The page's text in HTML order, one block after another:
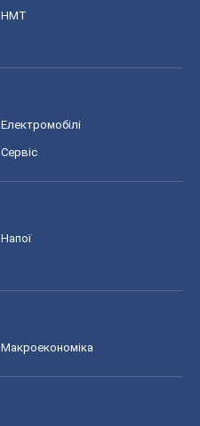
НМТ
Електромобілі
Сервіс
Напої
Макроекономіка